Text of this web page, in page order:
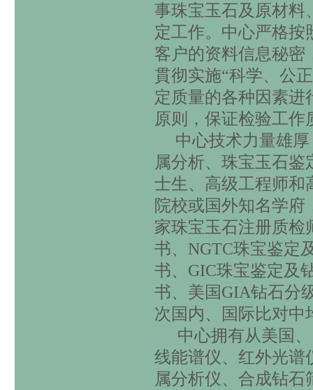
事珠宝玉石及原材料
定工作。中心严格按
客户的资料信息秘密
貫彻实施“科学、公
定质量的各种因素
原则，保证检验工作
中心技术力量雄
属分析、珠宝玉石
士生、高级工程师和
院校或国外知名学
家珠宝玉石注册质检
书、 NGTC珠宝鉴定
书、 GIC珠宝鉴定及
书、美国GIA钻石分
次国内、国际比对中
中心拥有从美国
线能谱仪、红外光谱
属分析仪、合成钻